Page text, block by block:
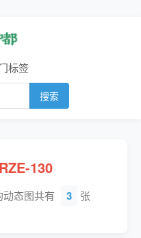
标签
搜索
130
态图共有 3 张